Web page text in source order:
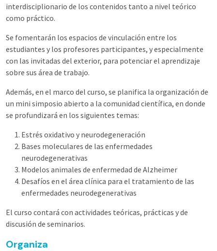
interdisciplionario de los contenidos tanto a nivel teórico
como práctico.
Se fomentarán los espacios de vinculación entre los
estudiantes y los profesores participantes, y especialmente
con las invitadas del exterior, para potenciar el aprendizaje
sobre sus área de trabajo.
Además, en el marco del curso, se planifica la organización de
un mini simposio abierto a la comunidad científica, en donde
se profundizará en los siguientes temas:
Estrés oxidativo y neurodegeneración
Bases moleculares de las enfermedades
neurodegenerativas
Modelos animales de enfermedad de Alzheimer
Desafíos en el área clínica para el tratamiento de las
enfermedades neurodegenerativas
El curso contará con actividades teóricas, prácticas y de
discusión de seminarios.
Organiza